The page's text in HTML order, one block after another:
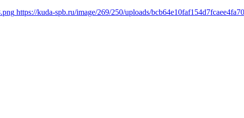
https://kuda-spb.ru/image/269/250/uploads/